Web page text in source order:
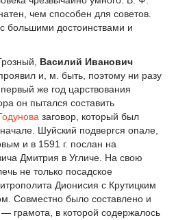
чем способен для советов.
большими достоинствами и
Василий Иванович
и, м. быть, поэтому ни разу
же год царствования
он пытался составить
заговор, который был
Шуйский подвергся опале,
и в 1591 г. послан на
Дмитрия в Угличе. На свою
не только посадское
Дионисия с Крутицким
Совместно было составлено и
грамота, в которой содержалось